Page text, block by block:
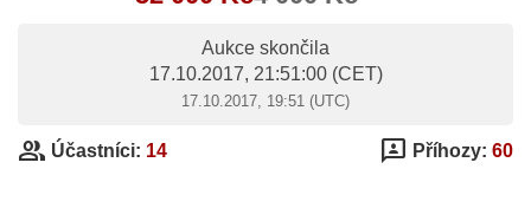
Aukce skončila
17.10.2017, 21:51:00(CET)
17.10.2017, 19:51 (UTC)
group Účastníci: 14 3p Příhozy: 60